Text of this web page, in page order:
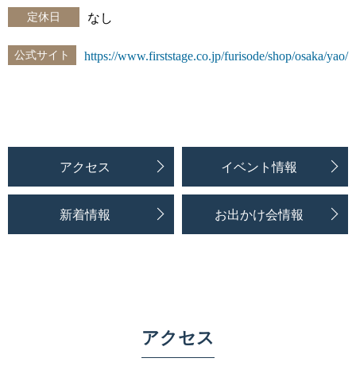
定休日 なし
公式サイト https://www.firststage.co.jp/furisode/shop/osaka/yao/
アクセス イベント情報
新着情報 お出かけ会情報
アクセス